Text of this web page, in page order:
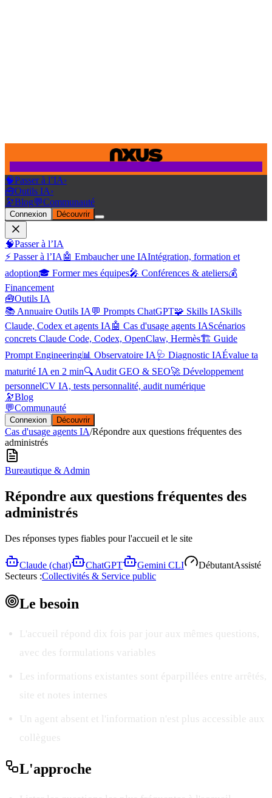
🧠Passer à l’IA›
🧰Outils IA›
🔭Blog💬Communauté
Connexion Découvrir
🧠Passer à l’IA
⚡ Passer à l’IA 🤖 Embaucher une IAIntégration, formation et
adoption🎓 Former mes équipes🎤 Conférences & ateliers💰
Financement
🧰Outils IA
📚 Annuaire Outils IA 💬 Prompts ChatGPT🧩 Skills IASkills
Claude, Codex et agents IA 🤖 Cas d'usage agents IAScénarios
concrets Claude Code, Codex, OpenClaw, Hermès🏗️ Guide
Prompt Engineering📊 Observatoire IA 🩺 Diagnostic IAÉvalue ta
maturité IA en 2 min🔍 Audit GEO & SEO🚀 Développement
personnelCV IA, tests personnalité, audit numérique
🔭Blog
💬Communauté
Connexion Découvrir
Cas d'usage agents IA/Répondre aux questions fréquentes des
administrés
Bureautique & Admin
Répondre aux questions fréquentes des
administrés
Des réponses types fiables pour l'accueil et le site
Claude (chat) ChatGPT Gemini CLI DébutantAssisté
Secteurs :Collectivités & Service public
Le besoin
L'accueil répond dix fois par jour aux mêmes questions,
avec des formulations variables
Les informations existantes sont éparpillées entre arrêtés,
site et notes internes
Un agent absent et l'information n'est plus accessible aux
collègues
L'approche